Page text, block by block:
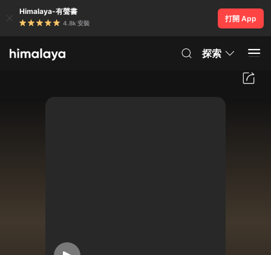
Himalaya-有聲書
4.8k 安裝
打開 App
探索